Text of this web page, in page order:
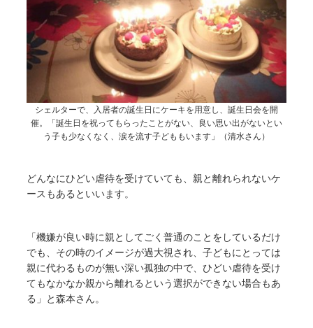
シェルターで、入居者の誕生日にケーキを用意し、誕生日会を開
催。「誕生日を祝ってもらったことがない、良い思い出がないとい
う子も少なくなく、涙を流す子どももいます」（清水さん）
どんなにひどい虐待を受けていても、親と離れられないケ
ースもあるといいます。
「機嫌が良い時に親としてごく普通のことをしているだけ
でも、その時のイメージが過大視され、子どもにとっては
親に代わるものが無い深い孤独の中で、ひどい虐待を受け
てもなかなか親から離れるという選択ができない場合もあ
る」と森本さん。